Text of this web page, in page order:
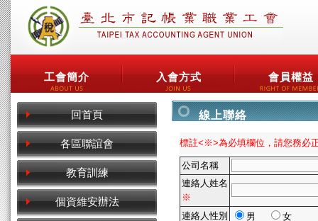
工會簡介 入會方式 會員權益
回首頁
各區聯誼會
教育訓練
個資維安辦法
線上聯絡
標註<※>為必填欄位，請您務必
公司名稱
連絡人姓名
※
連絡人性別
男
女